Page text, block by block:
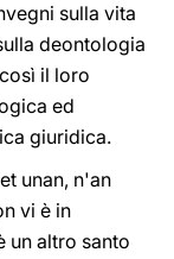
sulla vita
deontologia
il loro
ed
giuridica.
unan, n'an
vi è in
un altro santo